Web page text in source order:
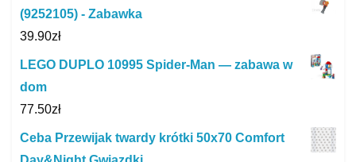
(9252105) - Zabawka
39.90zł
LEGO DUPLO 10995 Spider-Man — zabawa w
dom
77.50zł
Ceba Przewijak twardy krótki 50x70 Comfort